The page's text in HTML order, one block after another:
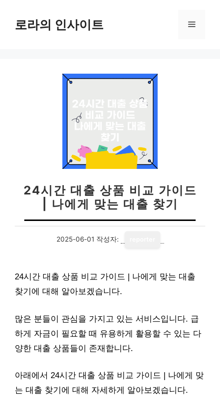
로라의 인사이트 메
24시간 대출 상품 비교 가이드
| 나에게 맞는 대출 찾기
2025-06-01 작성자:
24시간 대출 상품 비교 가이드 | 나에게 맞는 대출
찾기에 대해 알아보겠습니다.
많은 분들이 관심을 가지고 있는 서비스입니다. 급
하게 자금이 필요할 때 유용하게 활용할 수 있는 다
양한 대출 상품들이 존재합니다.
아래에서 24시간 대출 상품 비교 가이드 | 나에게 맞
는 대출 찾기에 대해 자세하게 알아보겠습니다.